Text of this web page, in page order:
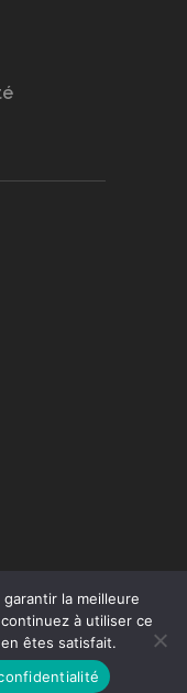
de Citron
la meilleure
à utiliser ce
êtes satisfait.